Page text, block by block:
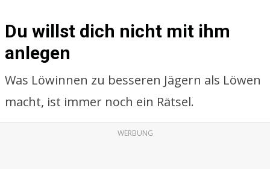
Du willst dich nicht mit ihm
anlegen
Was Löwinnen zu besseren Jägern als Löwen
macht, ist immer noch ein Rätsel.
WERBUNG